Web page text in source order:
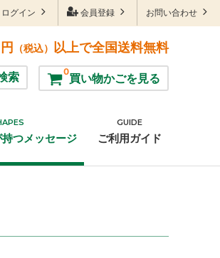
お問い合わせ
会員登録
ログイン
円 （税込） 以上で全国送料無料
0買い物かごを見る
索
つメッセージ
GUIDE
ご利用ガイド